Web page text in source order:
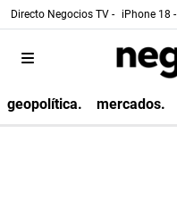
Directo Negocios TV - iPhone 18 -
geopolítica. mercados.